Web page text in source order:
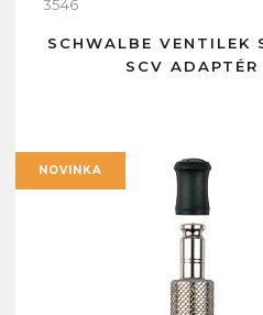
3546
SCHWALBE VENTILEK
SCV ADAPTÉR
NOVINKA